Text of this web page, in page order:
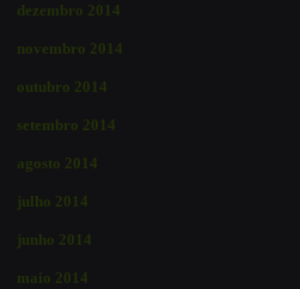
dezembro 2014
novembro 2014
outubro 2014
setembro 2014
agosto 2014
julho 2014
junho 2014
maio 2014